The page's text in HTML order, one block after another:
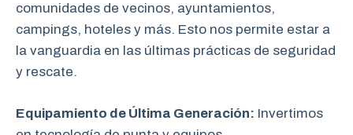
comunidades de vecinos, ayuntamientos,
campings, hoteles y más. Esto nos permite estar a
la vanguardia en las últimas prácticas de seguridad
y rescate.
Equipamiento de Última Generación: Invertimos